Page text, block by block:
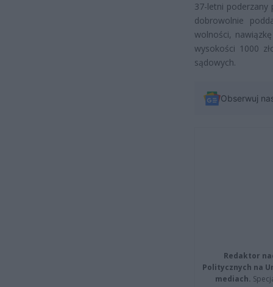
37-letni poderzany
dobrowolnie
wolności,
wysokości 1000
sądowych.
Obserwuj
Redaktor
Politycznych na
mediach.